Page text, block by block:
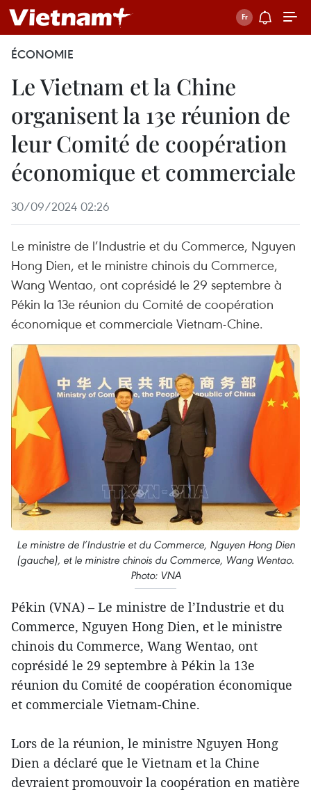
ÉCONOMIE
Le Vietnam et la Chine
organisent la 13e réunion de
leur Comité de coopération
économique et commerciale
30/09/2024 02:26
Le ministre de l’Industrie et du Commerce, Nguyen
Hong Dien, et le ministre chinois du Commerce,
Wang Wentao, ont coprésidé le 29 septembre à
Pékin la 13e réunion du Comité de coopération
économique et commerciale Vietnam-Chine.
Le ministre de l’Industrie et du Commerce, Nguyen Hong Dien
(gauche), et le ministre chinois du Commerce, Wang Wentao.
Photo: VNA
Pékin (VNA) – Le ministre de l’Industrie et du
Commerce, Nguyen Hong Dien, et le ministre
chinois du Commerce, Wang Wentao, ont
coprésidé le 29 septembre à Pékin la 13e
réunion du Comité de coopération économique
et commerciale Vietnam-Chine.
Lors de la réunion, le ministre Nguyen Hong
Dien a déclaré que le Vietnam et la Chine
devraient promouvoir la coopération en matière